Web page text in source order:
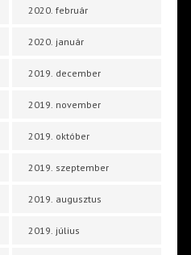
2020. február
2020. január
2019. december
2019. november
2019. október
2019. szeptember
2019. augusztus
2019. július